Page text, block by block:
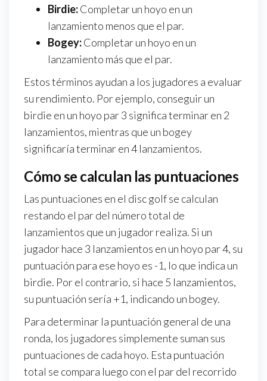
Birdie:Completar un hoyo en un
lanzamiento menos que el par.
Bogey:Completar un hoyo en un
lanzamiento más que el par.
Estos términos ayudan a los jugadores a evaluar
su rendimiento. Por ejemplo, conseguir un
birdie en un hoyo par 3 significa terminar en 2
lanzamientos, mientras que un bogey
significaría terminar en 4 lanzamientos.
Cómo se calculan las puntuaciones
Las puntuaciones en el disc golf se calculan
restando el par del número total de
lanzamientos que un jugador realiza. Si un
jugador hace 3 lanzamientos en un hoyo par 4, su
puntuación para ese hoyo es -1, lo que indica un
birdie. Por el contrario, si hace 5 lanzamientos,
su puntuación sería +1, indicando un bogey.
Para determinar la puntuación general de una
ronda, los jugadores simplemente suman sus
puntuaciones de cada hoyo. Esta puntuación
total se compara luego con el par del recorrido